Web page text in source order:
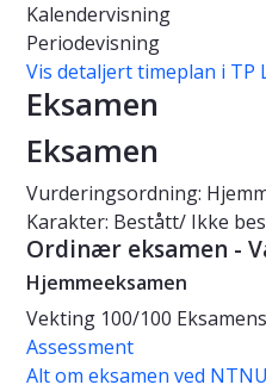
Kalendervisning
Periodevisning
Vis detaljert timeplan i TP
Eksamen
Eksamen
Vurderingsordning:
Karakter: Bestått/ Ikke
Ordinær eksamen -
Hjemmeeksamen
Vekting 100/100
Assessment
Alt om eksamen ved NTNU